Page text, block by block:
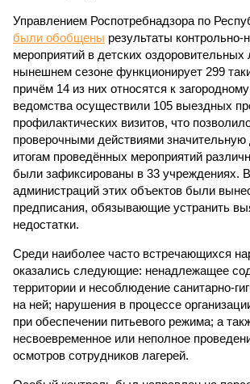
Управлением Роспотребнадзора по
были обобщены результаты контрольно-
мероприятий в детских оздоровительных
нынешнем сезоне функционирует 299
причём 14 из них относятся к
ведомства осуществили 105 выездных
профилактических визитов, что
проверочными действиями
итогам проведённых мероприятий
были зафиксированы в 33 учреждениях.
администраций этих объектов были
предписания, обязывающие устранить
недостатки.
Среди наиболее часто встречающихся
оказались следующие: ненадлежащее
территории и несоблюдение санитарно-
на ней; нарушения в процессе
при обеспечении питьевого режима; а
несвоевременное или неполное
осмотров сотрудников лагерей.